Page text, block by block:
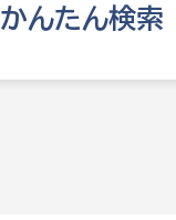
かんたん検索